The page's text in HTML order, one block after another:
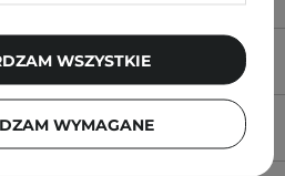
WYMAGANE
WSZYSTKIE